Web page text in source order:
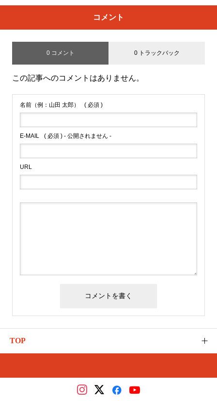
コメント
0 コメント 0 トラックバック
この記事へのコメントはありません。
名前（例：山田 太郎） ( 必須 )
E-MAIL ( 必須 ) - 公開されません -
URL
TOP